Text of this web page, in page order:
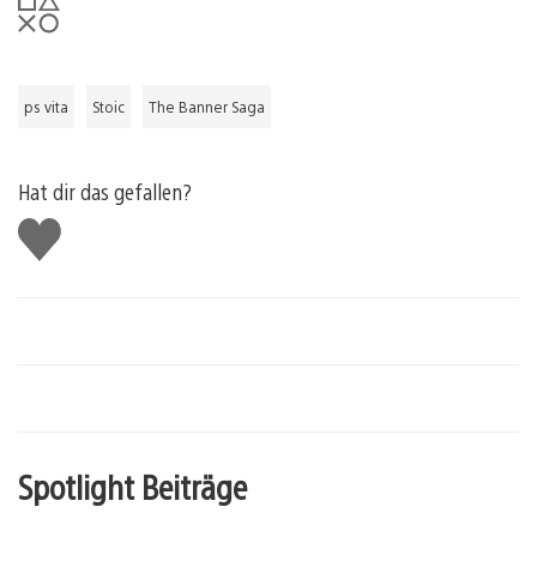
ps vita Stoic The Banner Saga
Hat dir das gefallen?
Gefällt
mir
Spotlight Beiträge